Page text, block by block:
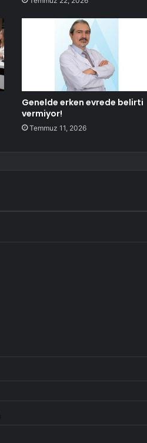
Genelde erken evrede belirti
vermiyor!
Temmuz 11, 2026